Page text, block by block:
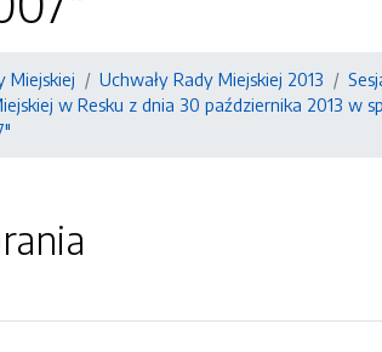
Miejskiej Uchwały Rady Miejskiej 2013
w Resku z dnia 30 października 2013